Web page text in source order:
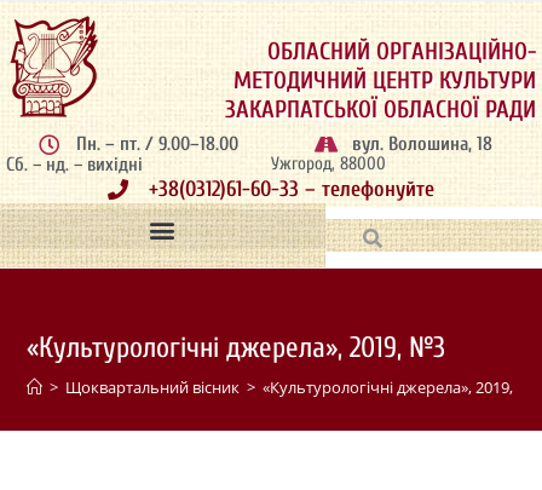
ОБЛАСНИЙ ОРГАНІЗАЦІЙНО-
МЕТОДИЧНИЙ ЦЕНТР КУЛЬТУРИ
ЗАКАРПАТСЬКОЇ ОБЛАСНОЇ РАДИ
Пн. – пт. / 9.00–18.00
Сб. – нд. – вихідні
вул. Волошина, 18
Ужгород, 88000
+38(0312)61-60-33 – телефонуйте
«Культурологічні джерела», 2019, №3
> Щоквартальний вісник > «Культурологічні джерела», 2019, №3